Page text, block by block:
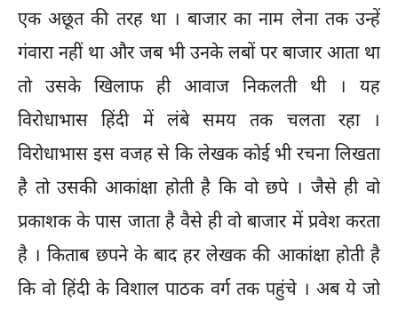
एक अछूत की तरह था । बाजार का नाम लेना तक उन्हें
गंवारा नहीं था और जब भी उनके लबों पर बाजार आता था
तो उसके खिलाफ ही आवाज निकलती थी । यह
विरोधाभास हिंदी में लंबे समय तक चलता रहा ।
विरोधाभास इस वजह से कि लेखक कोई भी रचना लिखता
है तो उसकी आकांक्षा होती है कि वो छपे । जैसे ही वो
प्रकाशक के पास जाता है वैसे ही वो बाजार में प्रवेश करता
है । किताब छपने के बाद हर लेखक की आकांक्षा होती है
कि वो हिंदी के विशाल पाठक वर्ग तक पहुंचे । अब ये जो